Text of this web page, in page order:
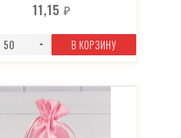
11,15 ₽
В КОРЗИНУ